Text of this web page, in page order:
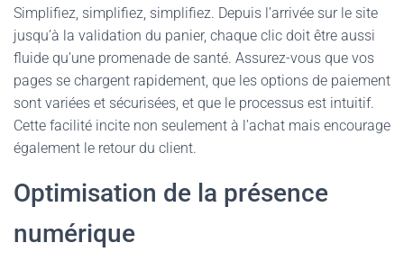
Simplifiez, simplifiez, simplifiez. Depuis l’arrivée sur le site
jusqu’à la validation du panier, chaque clic doit être aussi
fluide qu’une promenade de santé. Assurez-vous que vos
pages se chargent rapidement, que les options de paiement
sont variées et sécurisées, et que le processus est intuitif.
Cette facilité incite non seulement à l’achat mais encourage
également le retour du client.
Optimisation de la présence
numérique